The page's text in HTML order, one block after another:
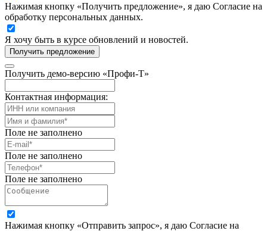
Нажимая кнопку «Получить предложение», я даю Согласие на
обработку персональных данных.
Я хочу быть в курсе обновлений и новостей.
Получить предложение
Получить демо-версию «Профи-Т»
Контактная информация:
Поле не заполнено
Поле не заполнено
Поле не заполнено
Нажимая кнопку «Отправить запрос», я даю Согласие на